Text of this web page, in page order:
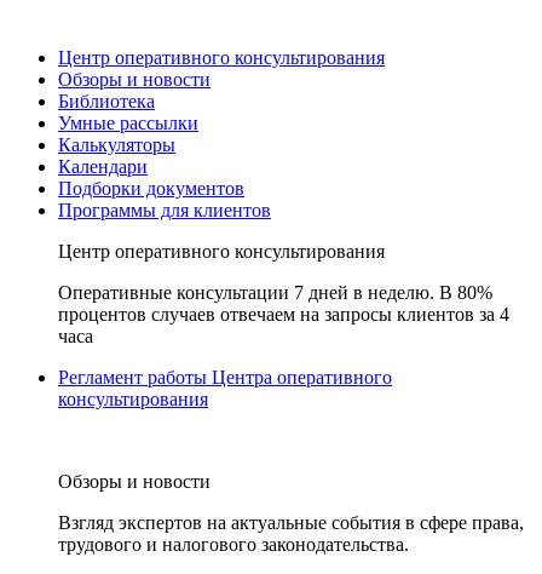
Центр оперативного консультирования
Обзоры и новости
Библиотека
Умные рассылки
Калькуляторы
Календари
Подборки документов
Программы для клиентов
Центр оперативного консультирования
Оперативные консультации 7 дней в неделю. В 80%
процентов случаев отвечаем на запросы клиентов за 4
часа
Регламент работы Центра оперативного
консультирования
Обзоры и новости
Взгляд экспертов на актуальные события в сфере права,
трудового и налогового законодательства.